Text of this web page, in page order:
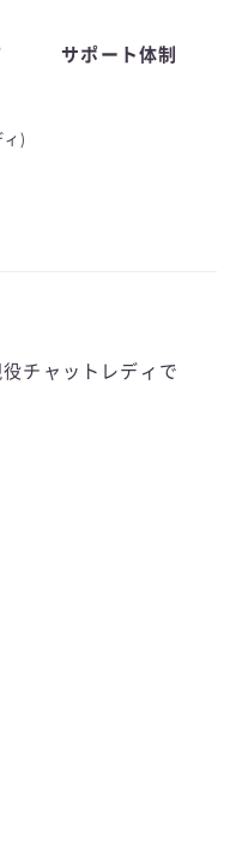
サポート体制
ィ)
チャットレディで